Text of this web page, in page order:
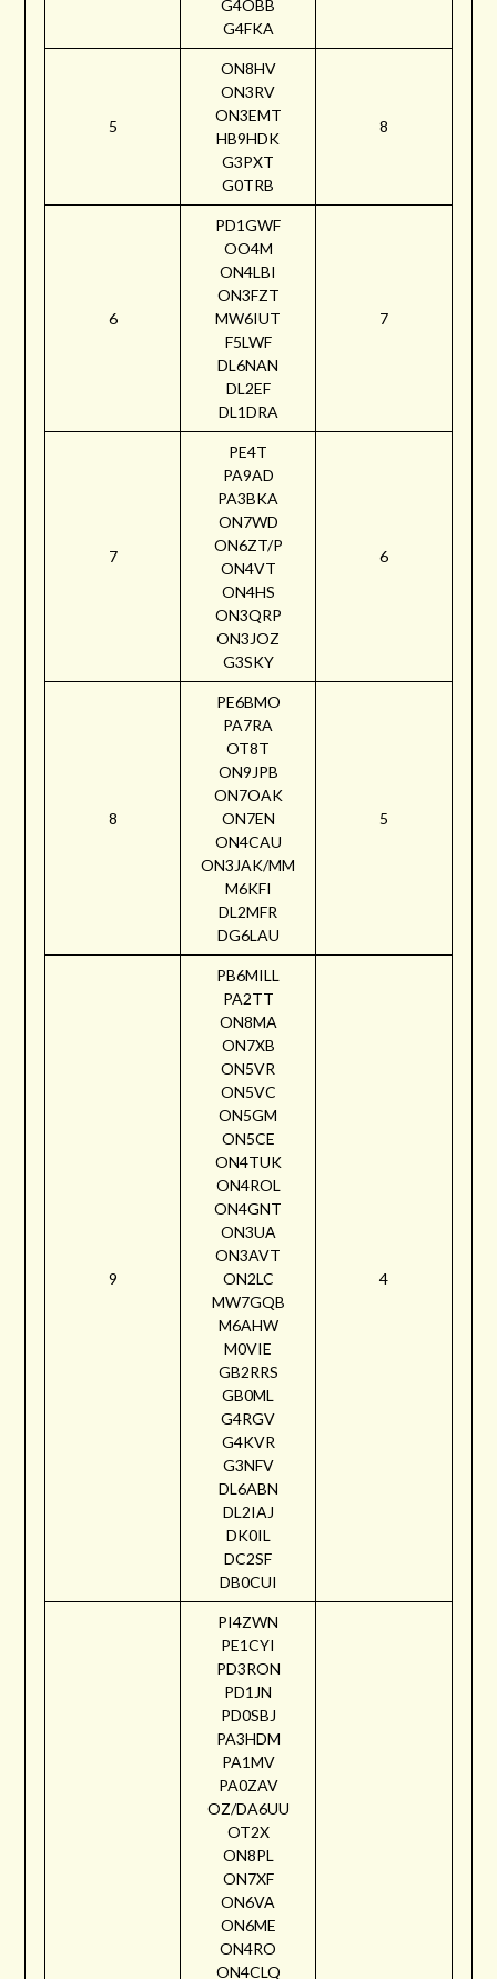
G4OBB
G4FKA
5
ON8HV
ON3RV
ON3EMT
HB9HDK
G3PXT
G0TRB
8
6
PD1GWF
OO4M
ON4LBI
ON3FZT
MW6IUT
F5LWF
DL6NAN
DL2EF
DL1DRA
7
7
PE4T
PA9AD
PA3BKA
ON7WD
ON6ZT/P
ON4VT
ON4HS
ON3QRP
ON3JOZ
G3SKY
6
8
PE6BMO
PA7RA
OT8T
ON9JPB
ON7OAK
ON7EN
ON4CAU
ON3JAK/MM
M6KFI
DL2MFR
DG6LAU
5
9
PB6MILL
PA2TT
ON8MA
ON7XB
ON5VR
ON5VC
ON5GM
ON5CE
ON4TUK
ON4ROL
ON4GNT
ON3UA
ON3AVT
ON2LC
MW7GQB
M6AHW
M0VIE
GB2RRS
GB0ML
G4RGV
G4KVR
G3NFV
DL6ABN
DL2IAJ
DK0IL
DC2SF
DB0CUI
4
PI4ZWN
PE1CYI
PD3RON
PD1JN
PD0SBJ
PA3HDM
PA1MV
PA0ZAV
OZ/DA6UU
OT2X
ON8PL
ON7XF
ON6VA
ON6ME
ON4RO
ON4CLQ